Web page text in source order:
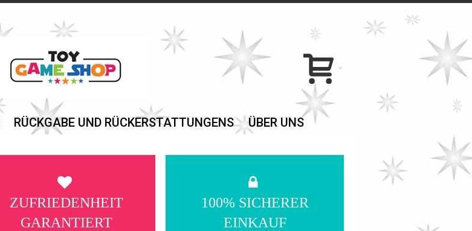
RÜCKGABE UND RÜCKERSTATTUNGENS ÜBER UNS
ZUFRIEDENHEIT
GARANTIERT
100% SICHERER
EINKAUF